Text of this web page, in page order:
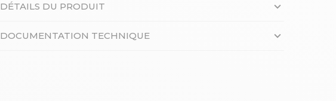
DÉTAILS DU PRODUIT
DOCUMENTATION TECHNIQUE